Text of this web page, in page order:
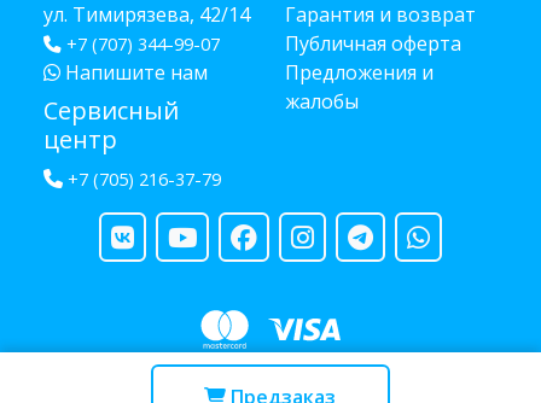
Предзаказ
ул. Тимирязева, 42/14
+7 (707) 344-99-07
Напишите нам
Сервисный
центр
+7 (705) 216-37-79
Гарантия и возврат
Публичная оферта
Предложения и
жалобы
Copyright © 2013 - 2026 RUBA - разработано